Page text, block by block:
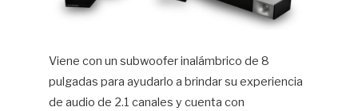
Viene con un subwoofer inalámbrico de 8
pulgadas para ayudarlo a brindar su experiencia
de audio de 2.1 canales y cuenta con